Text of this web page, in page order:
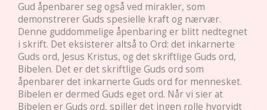
Gud åpenbarer seg også ved mirakler, som
demonstrerer Guds spesielle kraft og nærvær.
Denne guddommelige åpenbaring er blitt nedtegnet
i skrift. Det eksisterer altså to Ord: det inkarnerte
Guds ord, Jesus Kristus, og det skriftlige Guds ord,
Bibelen. Det er det skriftlige Guds ord som
åpenbarer det inkarnerte Guds ord for mennesket.
Bibelen er dermed Guds eget ord. Når vi sier at
Bibelen er Guds ord, spiller det ingen rolle hvorvidt